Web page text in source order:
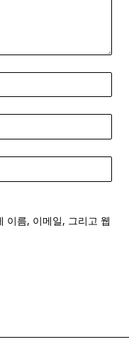
이름, 이메일, 그리고 웹